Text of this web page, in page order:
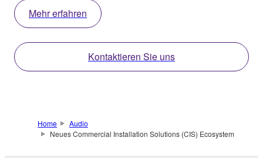
Mehr erfahren
Kontaktieren Sie uns
Home
Audio
Neues Commercial Installation Solutions (CIS) Ecosystem